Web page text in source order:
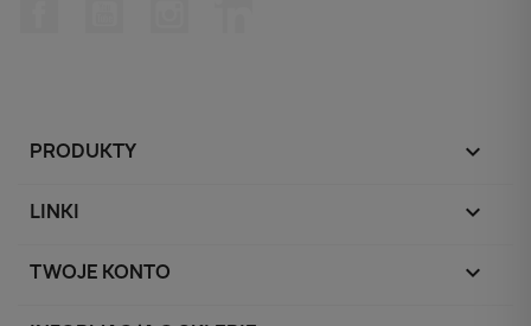
PRODUKTY 
LINKI 
TWOJE KONTO 